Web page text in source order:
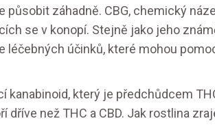
záhadně. CBG, chemický
se v konopí. Stejně jako jeho
léčebných účinků, které mohou
který je předchůdcem
dříve než THC a CBD. Jak rostlina